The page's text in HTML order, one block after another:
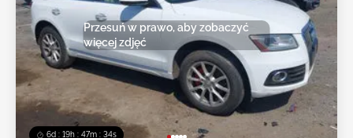
6d : 19h : 47m : 31s
Przesuń w prawo, aby zobaczyć
więcej zdjęć